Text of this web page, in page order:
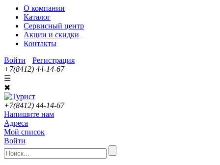
О компании
Каталог
Сервисный центр
Акции и скидки
Контакты
Войти
Регистрация
+7(8412) 44-14-67
☰
✖
+7(8412) 44-14-67
Напишите нам
Адреса
Мой список
Войти